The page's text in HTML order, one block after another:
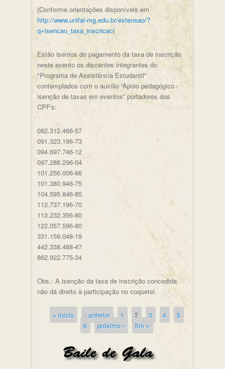
(Conforme orientações disponíveis em
http://www.unifal-mg.edu.br/extensao/?
q=isencao_taxa_inscricao)
Estão isentos do pagamento da taxa de inscrição
neste evento os discentes integrantes do
"Programa de Assistência Estudantil"
contemplados com o auxílio “Apoio pedagógico -
isenção de taxas em eventos” portadores dos
CPF's:
082.312.466-57
091.323.196-73
094.697.746-12
097.288.296-04
101.256.006-66
101.380.946-75
104.595.846-85
112.737.196-70
113.232.356-80
122.057.596-80
331.159.048-19
442.338.488-47
862.922.775-34
Obs.: A isenção da taxa de inscrição concedida
não dá direito à participação no coquetel.
Páginas
« início ‹ anterior 1 2 3 4
5
6
próximo › fim »